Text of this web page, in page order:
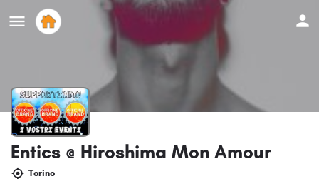
Entics @ Hiroshima Mon Amour
Torino